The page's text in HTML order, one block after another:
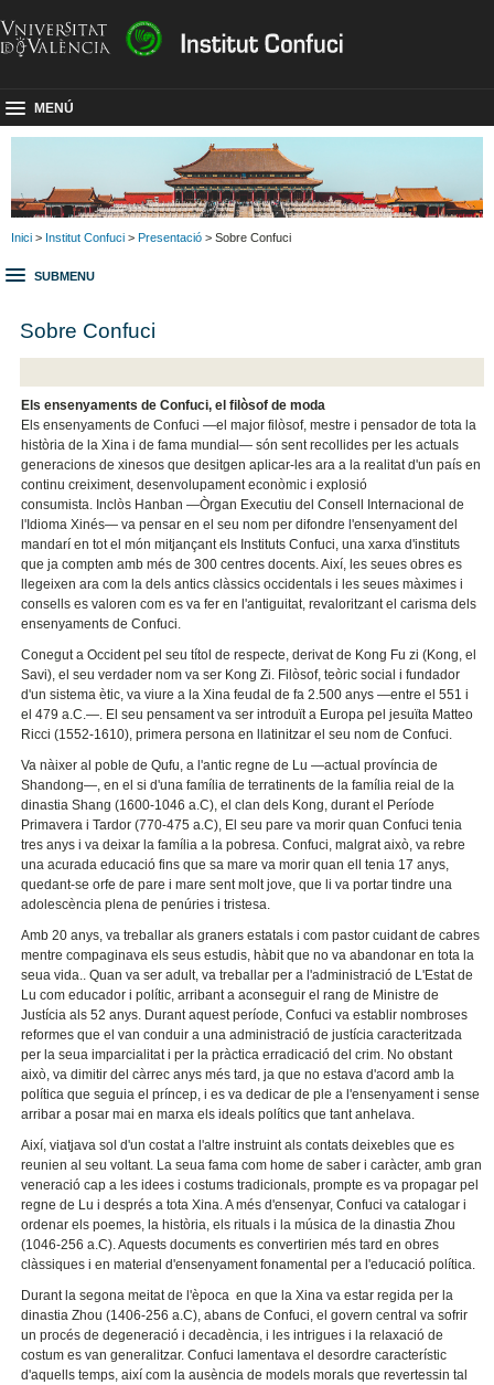
MENÚ
Inici > Institut Confuci > Presentació > Sobre Confuci
SUBMENU
Sobre Confuci
Els ensenyaments de Confuci, el filòsof de moda
Els ensenyaments de Confuci —el major filòsof, mestre i pensador de tota la
història de la Xina i de fama mundial— són sent recollides per les actuals
generacions de xinesos que desitgen aplicar-les ara a la realitat d'un país en
continu creiximent, desenvolupament econòmic i explosió
consumista. Inclòs Hanban —Òrgan Executiu del Consell Internacional de
l'Idioma Xinés— va pensar en el seu nom per difondre l'ensenyament del
mandarí en tot el món mitjançant els Instituts Confuci, una xarxa d'instituts
que ja compten amb més de 300 centres docents. Així, les seues obres es
llegeixen ara com la dels antics clàssics occidentals i les seues màximes i
consells es valoren com es va fer en l'antiguitat, revaloritzant el carisma dels
ensenyaments de Confuci.
Conegut a Occident pel seu títol de respecte, derivat de Kong Fu zi (Kong, el
Savi), el seu verdader nom va ser Kong Zi. Filòsof, teòric social i fundador
d'un sistema ètic, va viure a la Xina feudal de fa 2.500 anys —entre el 551 i
el 479 a.C.—. El seu pensament va ser introduït a Europa pel jesuïta Matteo
Ricci (1552-1610), primera persona en llatinitzar el seu nom de Confuci.
Va nàixer al poble de Qufu, a l'antic regne de Lu —actual província de
Shandong—, en el si d'una família de terratinents de la família reial de la
dinastia Shang (1600-1046 a.C), el clan dels Kong, durant el Període
Primavera i Tardor (770-475 a.C), El seu pare va morir quan Confuci tenia
tres anys i va deixar la família a la pobresa. Confuci, malgrat això, va rebre
una acurada educació fins que sa mare va morir quan ell tenia 17 anys,
quedant-se orfe de pare i mare sent molt jove, que li va portar tindre una
adolescència plena de penúries i tristesa.
Amb 20 anys, va treballar als graners estatals i com pastor cuidant de cabres
mentre compaginava els seus estudis, hàbit que no va abandonar en tota la
seua vida.. Quan va ser adult, va treballar per a l'administració de L'Estat de
Lu com educador i polític, arribant a aconseguir el rang de Ministre de
Justícia als 52 anys. Durant aquest període, Confuci va establir nombroses
reformes que el van conduir a una administració de justícia caracteritzada
per la seua imparcialitat i per la pràctica erradicació del crim. No obstant
això, va dimitir del càrrec anys més tard, ja que no estava d'acord amb la
política que seguia el príncep, i es va dedicar de ple a l'ensenyament i sense
arribar a posar mai en marxa els ideals polítics que tant anhelava.
Així, viatjava sol d'un costat a l'altre instruint als contats deixebles que es
reunien al seu voltant. La seua fama com home de saber i caràcter, amb gran
veneració cap a les idees i costums tradicionals, prompte es va propagar pel
regne de Lu i després a tota Xina. A més d'ensenyar, Confuci va catalogar i
ordenar els poemes, la història, els rituals i la música de la dinastia Zhou
(1046-256 a.C). Aquests documents es convertirien més tard en obres
clàssiques i en material d'ensenyament fonamental per a l'educació política.
Durant la segona meitat de l'època en que la Xina va estar regida per la
dinastia Zhou (1406-256 a.C), abans de Confuci, el govern central va sofrir
un procés de degeneració i decadència, i les intrigues i la relaxació de
costum es van generalitzar. Confuci lamentava el desordre característic
d'aquells temps, així com la ausència de models morals que revertessin tal